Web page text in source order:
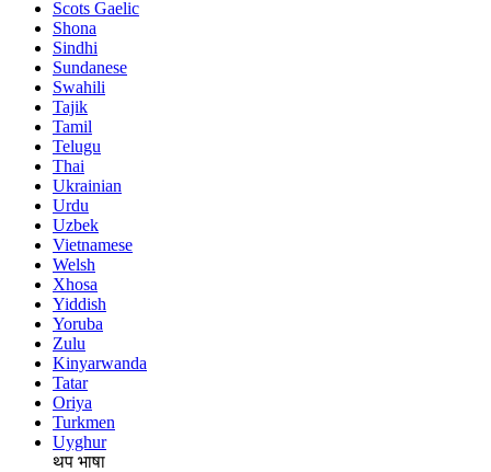
Scots Gaelic
Shona
Sindhi
Sundanese
Swahili
Tajik
Tamil
Telugu
Thai
Ukrainian
Urdu
Uzbek
Vietnamese
Welsh
Xhosa
Yiddish
Yoruba
Zulu
Kinyarwanda
Tatar
Oriya
Turkmen
Uyghur
थप भाषा